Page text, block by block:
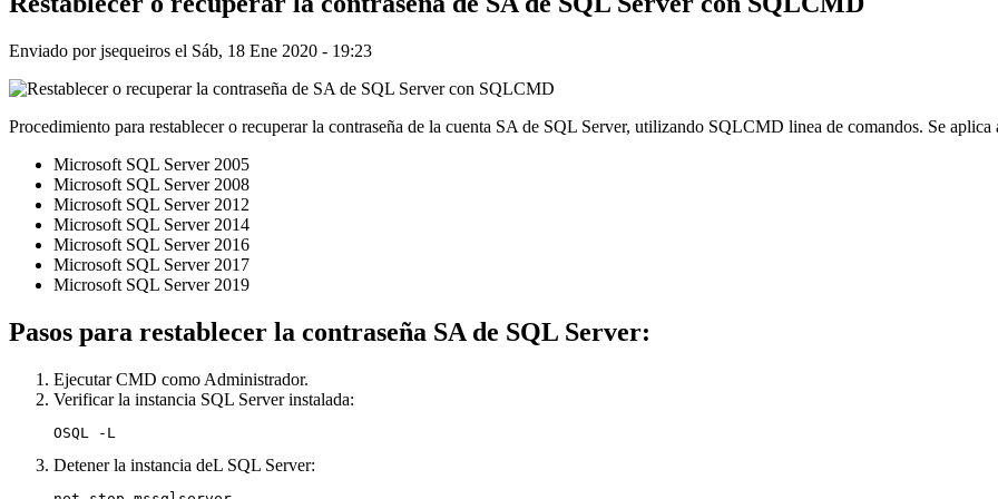
Enviado porjsequeiros el Sáb, 18 Ene 2020 - 19:23
Procedimiento para restablecer o recuperar la contraseña de la cuenta SA de SQL Server, utilizando SQLCMD linea de comandos. Se aplica
Microsoft SQL Server 2005
Microsoft SQL Server 2008
Microsoft SQL Server 2012
Microsoft SQL Server 2014
Microsoft SQL Server 2016
Microsoft SQL Server 2017
Microsoft SQL Server 2019
Pasos para restablecer la contraseña SA de SQL Server:
Ejecutar CMD como Administrador.
Verificar la instancia SQL Server instalada:
OSQL -L
Detener la instancia deL SQL Server: